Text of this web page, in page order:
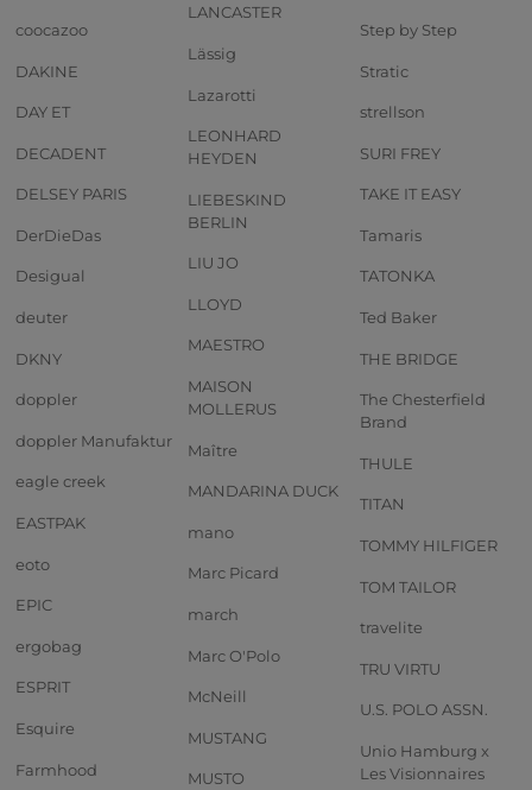
coocazoo
DAKINE
DAY ET
DECADENT
DELSEY PARIS
DerDieDas
Desigual
deuter
DKNY
doppler
doppler Manufaktur
eagle creek
EASTPAK
eoto
EPIC
ergobag
ESPRIT
Esquire
Farmhood
LANCASTER
Lässig
Lazarotti
LEONHARD
HEYDEN
LIEBESKIND
BERLIN
LIU JO
LLOYD
MAESTRO
MAISON
MOLLERUS
Maître
MANDARINA DUCK
mano
Marc Picard
march
Marc O'Polo
McNeill
MUSTANG
MUSTO
Step by Step
Stratic
strellson
SURI FREY
TAKE IT EASY
Tamaris
TATONKA
Ted Baker
THE BRIDGE
The Chesterfield
Brand
THULE
TITAN
TOMMY HILFIGER
TOM TAILOR
travelite
TRU VIRTU
U.S. POLO ASSN.
Unio Hamburg x
Les Visionnaires